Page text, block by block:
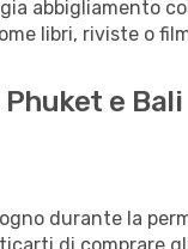
abbigliamento
libri, riviste o
e Bali
durante la